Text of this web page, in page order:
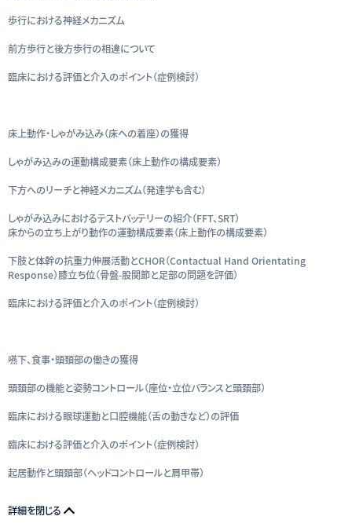
歩行における神経メカニズム
前方歩行と後方歩行の相違について
臨床における評価と介入のポイント（症例検討）
床上動作・しゃがみ込み（床への着座）の獲得
しゃがみ込みの運動構成要素（床上動作の構成要素）
下方へのリーチと神経メカニズム（発達学も含む）
しゃがみ込みにおけるテストバッテリーの紹介（FFT、SRT）
床からの立ち上がり動作の運動構成要素（床上動作の構成要素）
下肢と体幹の抗重力伸展活動とCHOR（Contactual Hand Orientating
Response）膝立ち位（骨盤-股関節と足部の問題を評価）
臨床における評価と介入のポイント（症例検討）
嚥下、食事・頭頚部の働きの獲得
頭頚部の機能と姿勢コントロール（座位・立位バランスと頭頚部）
臨床における眼球運動と口腔機能（舌の動きなど）の評価
臨床における評価と介入のポイント（症例検討）
起居動作と頭頚部（ヘッドコントロールと肩甲帯）
詳細を閉じる